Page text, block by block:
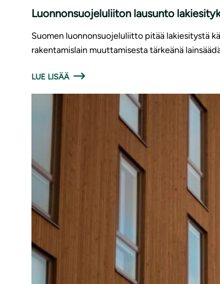
Luonnonsuojeluliiton lausunto
Suomen luonnonsuojeluliitto pitää lakiesitystä
rakentamislain muuttamisesta tärkeänä
LUE LISÄÄ